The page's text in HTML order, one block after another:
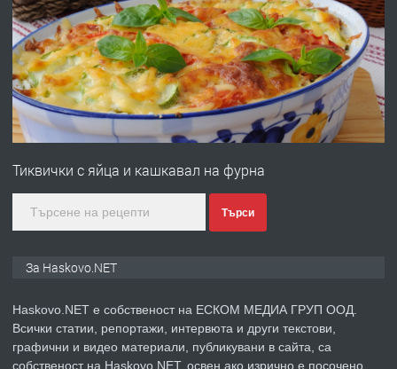
ПРЕДЛАГА Под НАЕМ двустаен Орфей
преди 3 дни
ПРЕДЛАГА
Нов апартамент на ул. Липа до
преди 4 дни
Тиквички с яйца и кашкавал на фурна
Търси
За Haskovo.NET
Haskovo.NET е собственост на ЕСКОМ МЕДИА ГРУП ООД.
Всички статии, репортажи, интервюта и други текстови,
графични и видео материали, публикувани в сайта, са
собственост на Haskovo.NET, освен ако изрично е посочено